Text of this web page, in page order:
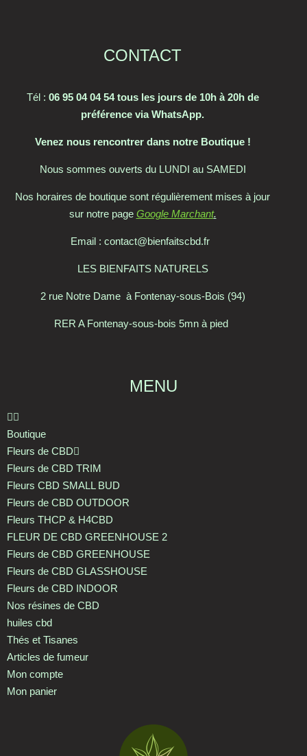
CONTACT
Tél : 06 95 04 04 54 tous les jours de 10h à 20h de
préférence via WhatsApp.
Venez nous rencontrer dans notre Boutique !
Nous sommes ouverts du LUNDI au SAMEDI
Nos horaires de boutique sont régulièrement mises à jour
sur notre page Google Marchant.
Email : contact@bienfaitscbd.fr
LES BIENFAITS NATURELS
2 rue Notre Dame à Fontenay-sous-Bois (94)
RER A Fontenay-sous-bois 5mn à pied
MENU
Boutique
Fleurs de CBD
Fleurs de CBD TRIM
Fleurs CBD SMALL BUD
Fleurs de CBD OUTDOOR
Fleurs THCP & H4CBD
FLEUR DE CBD GREENHOUSE 2
Fleurs de CBD GREENHOUSE
Fleurs de CBD GLASSHOUSE
Fleurs de CBD INDOOR
Nos résines de CBD
huiles cbd
Thés et Tisanes
Articles de fumeur
Mon compte
Mon panier